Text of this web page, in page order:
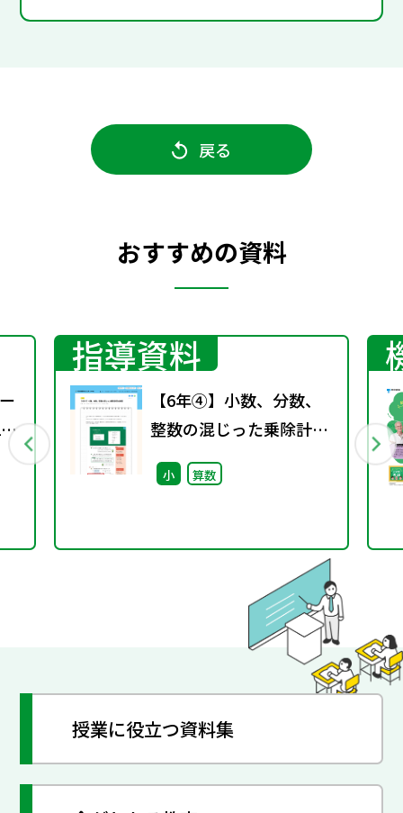
戻る
おすすめの資料
指導資料
【6年④】小数、分数、
整数の混じった乗除計算
の練習
小 算数
授業に役立つ資料集